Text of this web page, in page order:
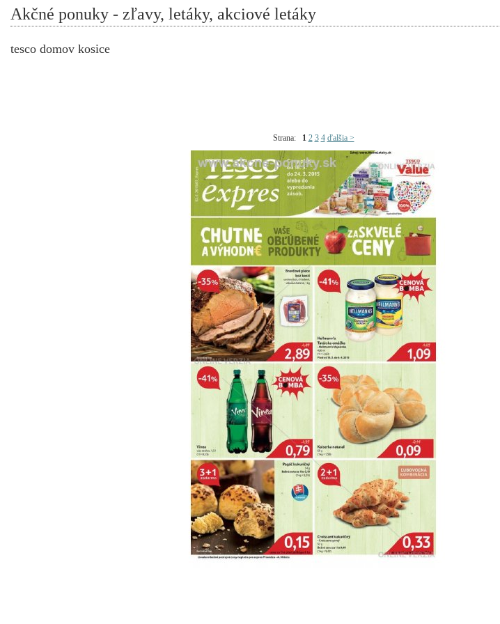
Akčné ponuky - zľavy, letáky, akciové letáky
tesco domov kosice
Strana: 1 2 3 4 ďalšia >